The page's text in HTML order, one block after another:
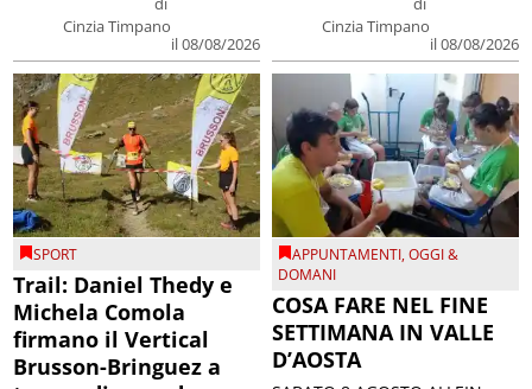
Cinzia Timpano
il 08/08/2026
Cinzia Timpano
il 08/08/2026
SPORT
Trail: Daniel Thedy e
Michela Comola
firmano il Vertical
Brusson-Bringuez a
APPUNTAMENTI,OGGI &
DOMANI
COSA FARE NEL FINE
SETTIMANA IN VALLE
D’AOSTA